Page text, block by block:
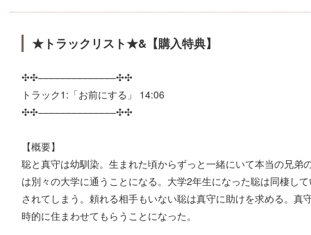
★トラックリスト★&【購入特典】
✣✣­­–­­–­­–­­–­­–­­–­­–­­–­­–­­–­­–­­–­­–­­–✣✣
トラック1:「お前にする」 14:06
✣✣­­–­­–­­–­­–­­–­­–­­–­­–­­–­­–­­–­­–­­–­­–✣✣
【概要】
聡と真守は幼馴染。生まれた頃からずっと一緒にいて本当の兄弟
は別々の大学に通うことになる。大学2年生になった聡は同棲し
されてしまう。頼れる相手もいない聡は真守に助けを求める。
時的に住まわせてもらうことになった。